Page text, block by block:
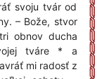
svoju tvár od
– Bože, stvor
obnov ducha
tváre * a
mi radosť z